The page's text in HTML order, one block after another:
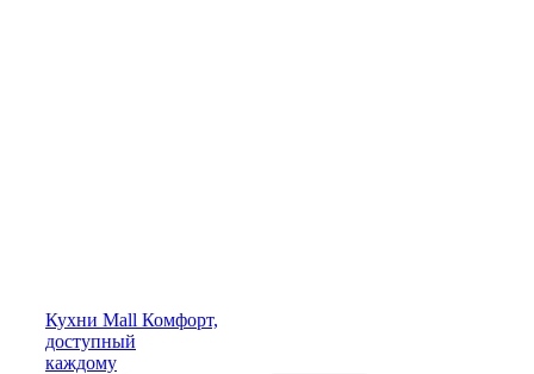
Кухни Mall Комфорт,
доступный
каждому